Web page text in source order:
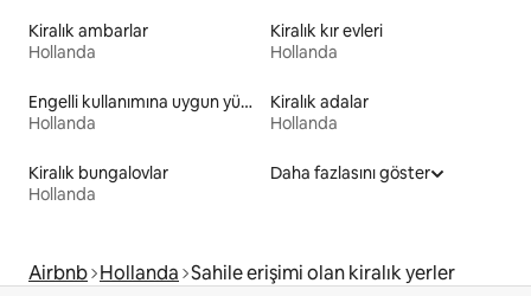
Kiralık ambarlar
Hollanda
Kiralık kır evleri
Hollanda
Engelli kullanımına uygun yükseklikte yatağı olan kiralık yerler
Hollanda
Kiralık adalar
Hollanda
Kiralık bungalovlar
Hollanda
Daha fazlasını göster
Airbnb Hollanda Sahile erişimi olan kiralık yerler